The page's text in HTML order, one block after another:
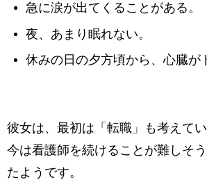
急に涙が出てくることがある。
夜、あまり眠れない。
休みの日の夕方頃から、心臓が
彼女は、最初は「転職」も考えてい
今は看護師を続けることが難しそ
たようです。